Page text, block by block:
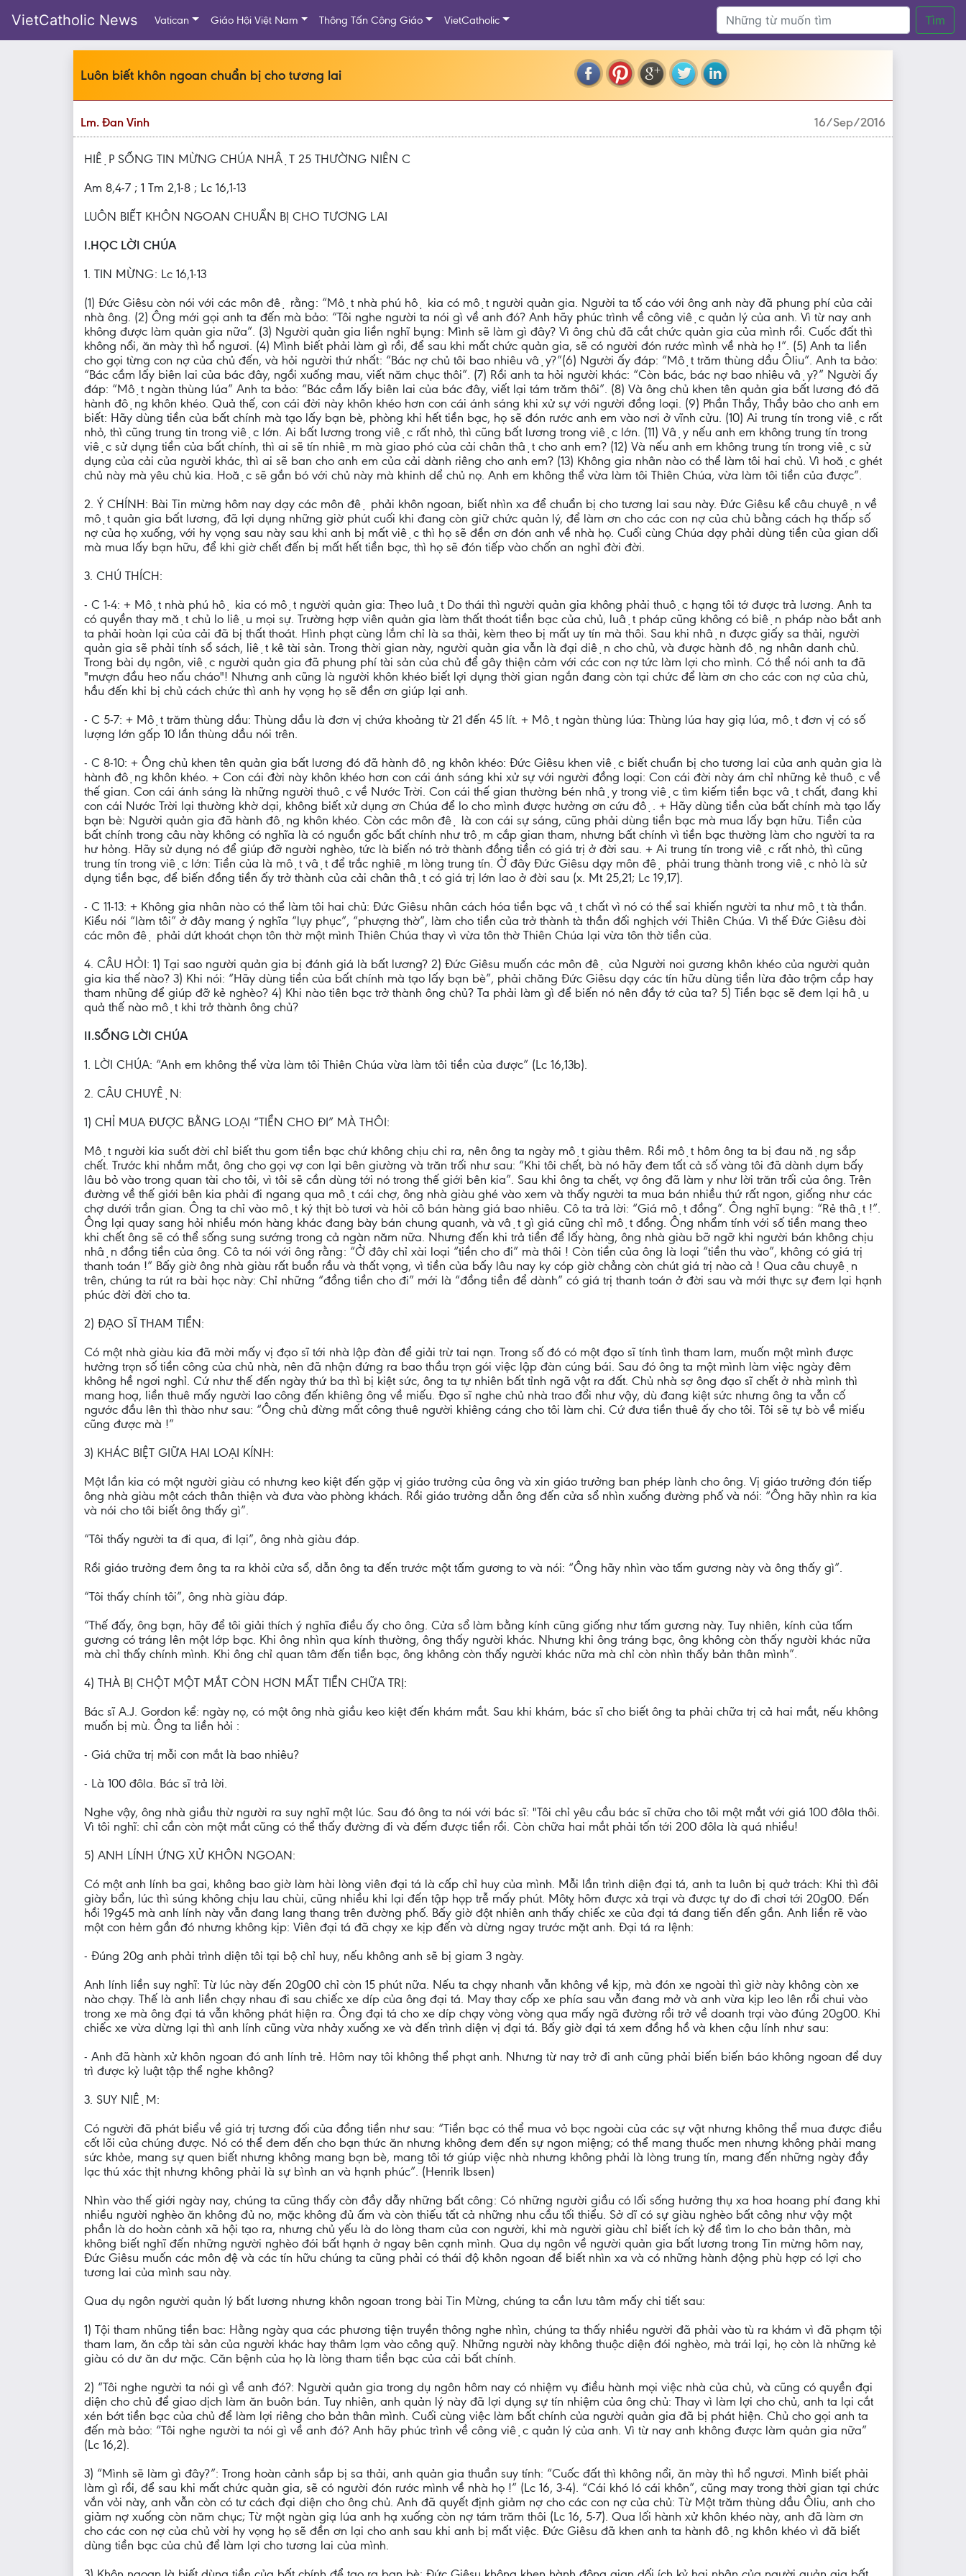
VietCatholic News Vatican Giáo Hội Việt Nam Thông Tấn Công Giáo VietCatholic Tìm
Luôn biết khôn ngoan chuẩn bị cho tương lai
Lm. Đan Vinh 16/Sep/2016
HIỆP SỐNG TIN MỪNG CHÚA NHẬT 25 THƯỜNG NIÊN C
Am 8,4-7 ; 1 Tm 2,1-8 ; Lc 16,1-13
LUÔN BIẾT KHÔN NGOAN CHUẨN BỊ CHO TƯƠNG LAI
I.HỌC LỜI CHÚA
1. TIN MỪNG: Lc 16,1-13
(1) Đức Giêsu còn nói với các môn đệ rằng: “Một nhà phú hộ kia có một người quản gia. Người ta tố cáo với ông anh này đã phung phí của cải
nhà ông. (2) Ông mới gọi anh ta đến mà bảo: “Tôi nghe người ta nói gì về anh đó? Anh hãy phúc trình về công việc quản lý của anh. Vì từ nay anh
không được làm quản gia nữa”. (3) Người quản gia liền nghĩ bụng: Mình sẽ làm gì đây? Vì ông chủ đã cắt chức quản gia của mình rồi. Cuốc đất thì
không nổi, ăn mày thì hổ ngươi. (4) Mình biết phải làm gì rồi, để sau khi mất chức quản gia, sẽ có người đón rước mình về nhà họ !”. (5) Anh ta liền
cho gọi từng con nợ của chủ đến, và hỏi người thứ nhất: “Bác nợ chủ tôi bao nhiêu vậy?”(6) Người ấy đáp: “Một trăm thùng dầu Ôliu”. Anh ta bảo:
“Bác cầm lấy biên lai của bác đây, ngồi xuống mau, viết năm chục thôi”. (7) Rồi anh ta hỏi người khác: “Còn bác, bác nợ bao nhiêu vậy?” Người ấy
đáp: “Một ngàn thùng lúa” Anh ta bảo: “Bác cầm lấy biên lai của bác đây, viết lại tám trăm thôi”. (8) Và ông chủ khen tên quản gia bất lương đó đã
hành động khôn khéo. Quả thế, con cái đời này khôn khéo hơn con cái ánh sáng khi xử sự với người đồng loại. (9) Phần Thầy, Thầy bảo cho anh em
biết: Hãy dùng tiền của bất chính mà tạo lấy bạn bè, phòng khi hết tiền bạc, họ sẽ đón rước anh em vào nơi ở vĩnh cửu. (10) Ai trung tín trong việc rất
nhỏ, thì cũng trung tin trong việc lớn. Ai bất lương trong việc rất nhỏ, thì cũng bất lương trong việc lớn. (11) Vậy nếu anh em không trung tín trong
việc sử dụng tiền của bất chính, thì ai sẽ tín nhiệm mà giao phó của cải chân thật cho anh em? (12) Và nếu anh em không trung tín trong việc sử
dụng của cải của người khác, thì ai sẽ ban cho anh em của cải dành riêng cho anh em? (13) Không gia nhân nào có thể làm tôi hai chủ. Vì hoặc ghét
chủ này mà yêu chủ kia. Hoặc sẽ gắn bó với chủ này mà khinh dể chủ nọ. Anh em không thể vừa làm tôi Thiên Chúa, vừa làm tôi tiền của được”.
2. Ý CHÍNH: Bài Tin mừng hôm nay dạy các môn đệ phải khôn ngoan, biết nhìn xa để chuẩn bị cho tương lai sau này. Đức Giêsu kể câu chuyện về
một quản gia bất lương, đã lợi dụng những giờ phút cuối khi đang còn giữ chức quản lý, để làm ơn cho các con nợ của chủ bằng cách hạ thấp số
nợ của họ xuống, với hy vọng sau này sau khi anh bị mất việc thì họ sẽ đền ơn đón anh về nhà họ. Cuối cùng Chúa dạy phải dùng tiền của gian dối
mà mua lấy bạn hữu, để khi giờ chết đến bị mất hết tiền bạc, thì họ sẽ đón tiếp vào chốn an nghỉ đời đời.
3. CHÚ THÍCH:
- C 1-4: + Một nhà phú hộ kia có một người quản gia: Theo luật Do thái thì người quản gia không phải thuộc hạng tôi tớ được trả lương. Anh ta
có quyền thay mặt chủ lo liệu mọi sự. Trường hợp viên quản gia làm thất thoát tiền bạc của chủ, luật pháp cũng không có biện pháp nào bắt anh
ta phải hoàn lại của cải đã bị thất thoát. Hình phạt cùng lắm chỉ là sa thải, kèm theo bị mất uy tín mà thôi. Sau khi nhận được giấy sa thải, người
quản gia sẽ phải tính sổ sách, liệt kê tài sản. Trong thời gian này, người quản gia vẫn là đại diện cho chủ, và được hành động nhân danh chủ.
Trong bài dụ ngôn, việc người quản gia đã phung phí tài sản của chủ để gây thiện cảm với các con nợ tức làm lợi cho mình. Có thể nói anh ta đã
"mượn đầu heo nấu cháo"! Nhưng anh cũng là người khôn khéo biết lợi dụng thời gian ngắn đang còn tại chức để làm ơn cho các con nợ của chủ,
hầu đến khi bị chủ cách chức thì anh hy vọng họ sẽ đền ơn giúp lại anh.
- C 5-7: + Một trăm thùng dầu: Thùng dầu là đơn vị chứa khoảng từ 21 đến 45 lít. + Một ngàn thùng lúa: Thùng lúa hay giạ lúa, một đơn vị có số
lượng lớn gấp 10 lần thùng dầu nói trên.
- C 8-10: + Ông chủ khen tên quản gia bất lương đó đã hành động khôn khéo: Đức Giêsu khen việc biết chuẩn bị cho tương lai của anh quản gia là
hành động khôn khéo. + Con cái đời này khôn khéo hơn con cái ánh sáng khi xử sự với người đồng loại: Con cái đời này ám chỉ những kẻ thuộc về
thế gian. Con cái ánh sáng là những người thuộc về Nước Trời. Con cái thế gian thường bén nhậy trong việc tìm kiếm tiền bạc vật chất, đang khi
con cái Nước Trời lại thường khờ dại, không biết xử dụng ơn Chúa để lo cho mình được hưởng ơn cứu độ. + Hãy dùng tiền của bất chính mà tạo lấy
bạn bè: Người quản gia đã hành động khôn khéo. Còn các môn đệ là con cái sự sáng, cũng phải dùng tiền bạc mà mua lấy bạn hữu. Tiền của
bất chính trong câu này không có nghĩa là có nguồn gốc bất chính như trộm cắp gian tham, nhưng bất chính vì tiền bạc thường làm cho người ta ra
hư hỏng. Hãy sử dụng nó để giúp đỡ người nghèo, tức là biến nó trở thành đồng tiền có giá trị ở đời sau. + Ai trung tín trong việc rất nhỏ, thì cũng
trung tín trong việc lớn: Tiền của là một vật để trắc nghiệm lòng trung tín. Ở đây Đức Giêsu dạy môn đệ phải trung thành trong việc nhỏ là sử
dụng tiền bạc, để biến đồng tiền ấy trở thành của cải chân thật có giá trị lớn lao ở đời sau (x. Mt 25,21; Lc 19,17).
- C 11-13: + Không gia nhân nào có thể làm tôi hai chủ: Đức Giêsu nhân cách hóa tiền bạc vật chất vì nó có thể sai khiến người ta như một tà thần.
Kiểu nói “làm tôi” ở đây mang ý nghĩa “lụy phục”, “phượng thờ”, làm cho tiền của trở thành tà thần đối nghịch với Thiên Chúa. Vì thế Đức Giêsu đòi
các môn đệ phải dứt khoát chọn tôn thờ một mình Thiên Chúa thay vì vừa tôn thờ Thiên Chúa lại vừa tôn thờ tiền của.
4. CÂU HỎI: 1) Tại sao người quản gia bị đánh giá là bất lương? 2) Đức Giêsu muốn các môn đệ của Người noi gương khôn khéo của người quản
gia kia thế nào? 3) Khi nói: “Hãy dùng tiền của bất chính mà tạo lấy bạn bè”, phải chăng Đức Giêsu dạy các tín hữu dùng tiền lừa đảo trộm cắp hay
tham nhũng để giúp đỡ kẻ nghèo? 4) Khi nào tiên bạc trở thành ông chủ? Ta phải làm gì để biến nó nên đầy tớ của ta? 5) Tiền bạc sẽ đem lại hậu
quả thế nào một khi trở thành ông chủ?
II.SỐNG LỜI CHÚA
1. LỜI CHÚA: “Anh em không thể vừa làm tôi Thiên Chúa vừa làm tôi tiền của được” (Lc 16,13b).
2. CÂU CHUYỆN:
1) CHỈ MUA ĐƯỢC BẰNG LOẠI “TIỀN CHO ĐI” MÀ THÔI:
Một người kia suốt đời chỉ biết thu gom tiền bạc chứ không chịu chi ra, nên ông ta ngày một giàu thêm. Rồi một hôm ông ta bị đau nặng sắp
chết. Trước khi nhắm mắt, ông cho gọi vợ con lại bên giường và trăn trối như sau: “Khi tôi chết, bà nó hãy đem tất cả số vàng tôi đã dành dụm bấy
lâu bỏ vào trong quan tài cho tôi, vì tôi sẽ cần dùng tới nó trong thế giới bên kia”. Sau khi ông ta chết, vợ ông đã làm y như lời trăn trối của ông. Trên
đường về thế giới bên kia phải đi ngang qua một cái chợ, ông nhà giàu ghé vào xem và thấy người ta mua bán nhiều thứ rất ngon, giống như các
chợ dưới trần gian. Ông ta chỉ vào một ký thịt bò tươi và hỏi cô bán hàng giá bao nhiêu. Cô ta trả lời: “Giá một đồng”. Ông nghĩ bụng: “Rẻ thật !”.
Ông lại quay sang hỏi nhiều món hàng khác đang bày bán chung quanh, và vật gì giá cũng chỉ một đồng. Ông nhẩm tính với số tiền mang theo
khi chết ông sẽ có thể sống sung sướng trong cả ngàn năm nữa. Nhưng đến khi trả tiền để lấy hàng, ông nhà giàu bỡ ngỡ khi người bán không chịu
nhận đồng tiền của ông. Cô ta nói với ông rằng: “Ở đây chỉ xài loại “tiền cho đi” mà thôi ! Còn tiền của ông là loại “tiền thu vào”, không có giá trị
thanh toán !” Bấy giờ ông nhà giàu rất buồn rầu và thất vọng, vì tiền của bấy lâu nay ky cóp giờ chẳng còn chút giá trị nào cả ! Qua câu chuyện
trên, chúng ta rút ra bài học này: Chỉ những “đồng tiền cho đi” mới là “đồng tiền để dành” có giá trị thanh toán ở đời sau và mới thực sự đem lại hạnh
phúc đời đời cho ta.
2) ĐẠO SĨ THAM TIỀN:
Có một nhà giàu kia đã mời mấy vị đạo sĩ tới nhà lập đàn để giải trừ tai nạn. Trong số đó có một đạo sĩ tính tình tham lam, muốn một mình được
hưởng trọn số tiền công của chủ nhà, nên đã nhận đứng ra bao thầu trọn gói việc lập đàn cúng bái. Sau đó ông ta một mình làm việc ngày đêm
không hề ngơi nghỉ. Cứ như thế đến ngày thứ ba thì bị kiệt sức, ông ta tự nhiên bất tỉnh ngã vật ra đất. Chủ nhà sợ ông đạo sĩ chết ở nhà mình thì
mang hoạ, liền thuê mấy người lao công đến khiêng ông về miếu. Đạo sĩ nghe chủ nhà trao đổi như vậy, dù đang kiệt sức nhưng ông ta vẫn cố
ngước đầu lên thì thào như sau: “Ông chủ đừng mất công thuê người khiêng cáng cho tôi làm chi. Cứ đưa tiền thuê ấy cho tôi. Tôi sẽ tự bò về miếu
cũng được mà !”
3) KHÁC BIỆT GIỮA HAI LOẠI KÍNH:
Một lần kia có một người giàu có nhưng keo kiệt đến gặp vị giáo trưởng của ông và xin giáo trưởng ban phép lành cho ông. Vị giáo trưởng đón tiếp
ông nhà giàu một cách thân thiện và đưa vào phòng khách. Rồi giáo trưởng dẫn ông đến cửa sổ nhìn xuống đường phố và nói: “Ông hãy nhìn ra kia
và nói cho tôi biết ông thấy gì”.
“Tôi thấy người ta đi qua, đi lại”, ông nhà giàu đáp.
Rồi giáo trưởng đem ông ta ra khỏi cửa sổ, dẫn ông ta đến trước một tấm gương to và nói: “Ông hãy nhìn vào tấm gương này và ông thấy gì”.
“Tôi thấy chính tôi”, ông nhà giàu đáp.
“Thế đấy, ông bạn, hãy để tôi giải thích ý nghĩa điều ấy cho ông. Cửa sổ làm bằng kính cũng giống như tấm gương này. Tuy nhiên, kính của tấm
gương có tráng lên một lớp bạc. Khi ông nhìn qua kính thường, ông thấy người khác. Nhưng khi ông tráng bạc, ông không còn thấy người khác nữa
mà chỉ thấy chính mình. Khi ông chỉ quan tâm đến tiền bạc, ông không còn thấy người khác nữa mà chỉ còn nhìn thấy bản thân mình”.
4) THÀ BỊ CHỘT MỘT MẮT CÒN HƠN MẤT TIỀN CHỮA TRỊ:
Bác sĩ A.J. Gordon kể: ngày nọ, có một ông nhà giầu keo kiệt đến khám mắt. Sau khi khám, bác sĩ cho biết ông ta phải chữa trị cả hai mắt, nếu không
muốn bị mù. Ông ta liền hỏi :
- Giá chữa trị mỗi con mắt là bao nhiêu?
- Là 100 đôla. Bác sĩ trả lời.
Nghe vậy, ông nhà giầu thừ người ra suy nghĩ một lúc. Sau đó ông ta nói với bác sĩ: "Tôi chỉ yêu cầu bác sĩ chữa cho tôi một mắt với giá 100 đôla thôi.
Vì tôi nghĩ: chỉ cần còn một mắt cũng có thể thấy đường đi và đếm được tiền rồi. Còn chữa hai mắt phải tốn tới 200 đôla là quá nhiều!
5) ANH LÍNH ỨNG XỬ KHÔN NGOAN:
Có một anh lính ba gai, không bao giờ làm hài lòng viên đại tá là cấp chỉ huy của mình. Mỗi lần trình diện đại tá, anh ta luôn bị quở trách: Khi thì đôi
giày bẩn, lúc thì súng không chịu lau chùi, cũng nhiều khi lại đến tập họp trễ mấy phút. Môtỵ hôm được xả trại và được tự do đi chơi tới 20g00. Đến
hồi 19g45 mà anh lính này vẫn đang lang thang trên đường phố. Bấy giờ đột nhiên anh thấy chiếc xe của đại tá đang tiến đến gần. Anh liền rẽ vào
một con hẻm gần đó nhưng không kịp: Viên đại tá đã chạy xe kịp đến và dừng ngay trước mặt anh. Đại tá ra lệnh:
- Đúng 20g anh phải trình diện tôi tại bộ chỉ huy, nếu không anh sẽ bị giam 3 ngày.
Anh lính liền suy nghĩ: Từ lúc này đến 20g00 chỉ còn 15 phút nữa. Nếu ta chạy nhanh vẫn không về kịp, mà đón xe ngoài thì giờ này không còn xe
nào chạy. Thế là anh liền chạy nhau đi sau chiếc xe díp của ông đại tá. May thay cốp xe phía sau vẫn đang mở và anh vừa kịp leo lên rồi chui vào
trong xe mà ông đại tá vẫn không phát hiện ra. Ông đại tá cho xe díp chạy vòng vòng qua mấy ngã đường rồi trở về doanh trại vào đúng 20g00. Khi
chiếc xe vừa dừng lại thì anh lính cũng vừa nhảy xuống xe và đến trình diện vị đại tá. Bấy giờ đại tá xem đồng hồ và khen cậu lính như sau:
- Anh đã hành xử khôn ngoan đó anh lính trẻ. Hôm nay tôi không thể phạt anh. Nhưng từ nay trở đi anh cũng phải biến biến báo không ngoan để duy
trì được kỷ luật tập thể nghe không?
3. SUY NIỆM:
Có người đã phát biểu về giá trị tương đối của đồng tiền như sau: “Tiền bạc có thể mua vỏ bọc ngoài của các sự vật nhưng không thể mua được điều
cốt lõi của chúng được. Nó có thể đem đến cho bạn thức ăn nhưng không đem đến sự ngon miệng; có thể mang thuốc men nhưng không phải mang
sức khỏe, mang sự quen biết nhưng không mang bạn bè, mang tôi tớ giúp việc nhà nhưng không phải là lòng trung tín, mang đến những ngày đầy
lạc thú xác thịt nhưng không phải là sự bình an và hạnh phúc”. (Henrik Ibsen)
Nhìn vào thế giới ngày nay, chúng ta cũng thấy còn đầy dẫy những bất công: Có những người giầu có lối sống hưởng thụ xa hoa hoang phí đang khi
nhiều người nghèo ăn không đủ no, mặc không đủ ấm và còn thiếu tất cả những nhu cầu tối thiểu. Sở dĩ có sự giàu nghèo bất công như vậy một
phần là do hoàn cảnh xã hội tạo ra, nhưng chủ yếu là do lòng tham của con người, khi mà người giàu chỉ biết ích kỷ để tìm lo cho bản thân, mà
không biết nghĩ đến những người nghèo đói bất hạnh ở ngay bên cạnh mình. Qua dụ ngôn về người quản gia bất lương trong Tin mừng hôm nay,
Đức Giêsu muốn các môn đệ và các tín hữu chúng ta cũng phải có thái độ khôn ngoan để biết nhìn xa và có những hành động phù hợp có lợi cho
tương lai của mình sau này.
Qua dụ ngôn người quản lý bất lương nhưng khôn ngoan trong bài Tin Mừng, chúng ta cần lưu tâm mấy chi tiết sau:
1) Tội tham nhũng tiền bac: Hằng ngày qua các phương tiện truyền thông nghe nhìn, chúng ta thấy nhiều người đã phải vào tù ra khám vì đã phạm tội
tham lam, ăn cắp tài sản của người khác hay thâm lạm vào công quỹ. Những người này không thuộc diện đói nghèo, mà trái lại, họ còn là những kẻ
giàu có dư ăn dư mặc. Căn bệnh của họ là lòng tham tiền bạc của cải bất chính.
2) “Tôi nghe người ta nói gì về anh đó?: Người quản gia trong dụ ngôn hôm nay có nhiệm vụ điều hành mọi việc nhà của chủ, và cũng có quyền đại
diện cho chủ để giao dịch làm ăn buôn bán. Tuy nhiên, anh quản lý này đã lợi dụng sự tín nhiệm của ông chủ: Thay vì làm lợi cho chủ, anh ta lại cắt
xén bớt tiền bạc của chủ để làm lợi riêng cho bản thân mình. Cuối cùng việc làm bất chính của người quản gia đã bị phát hiện. Chủ cho gọi anh ta
đến mà bảo: “Tôi nghe người ta nói gì về anh đó? Anh hãy phúc trình về công việc quản lý của anh. Vì từ nay anh không được làm quản gia nữa”
(Lc 16,2).
3) “Mình sẽ làm gì đây?”: Trong hoàn cảnh sắp bị sa thải, anh quản gia thuần suy tính: “Cuốc đất thì không nổi, ăn mày thì hổ ngươi. Mình biết phải
làm gì rồi, để sau khi mất chức quản gia, sẽ có người đón rước mình về nhà họ !” (Lc 16, 3-4). “Cái khó ló cái khôn”, cũng may trong thời gian tại chức
vắn vỏi này, anh vẫn còn có tư cách đại diện cho ông chủ. Anh đã quyết định giảm nợ cho các con nợ của chủ: Từ Một trăm thùng dầu Ôliu, anh cho
giảm nợ xuống còn năm chục; Từ một ngàn giạ lúa anh hạ xuống còn nợ tám trăm thôi (Lc 16, 5-7). Qua lối hành xử khôn khéo này, anh đã làm ơn
cho các con nợ của chủ vời hy vọng họ sẽ đền ơn lại cho anh sau khi anh bị mất việc. Đức Giêsu đã khen anh ta hành động khôn khéo vì đã biết
dùng tiền bạc của chủ để làm lợi cho tương lai của mình.